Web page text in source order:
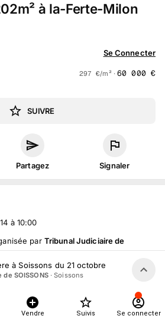
à la-Ferte-Milon
Se Connecter
297 €/m² ·60 000 €
SUIVRE
Partagez Signaler
à 10:00
par Tribunal Judiciaire de
Martin, 02200 Soissons, France
à Soissons du 21 octobre
SOISSONS·Soissons
Vendre Suivis Se connecter